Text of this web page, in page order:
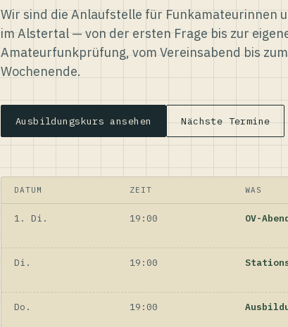
Wir sind die Anlaufstelle für Funkamateurinnen
im Alstertal — von der ersten Frage bis zur
Amateurfunkprüfung, vom Vereinsabend bis
Wochenende.
Ausbildungskurs ansehen Nächste Termine
DATUM ZEIT WAS
1. Di. 19:00 OV-
Di. 19:00
Do. 19:00